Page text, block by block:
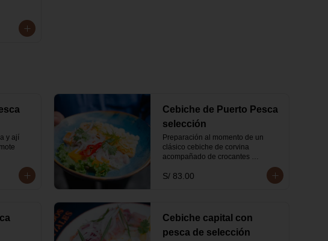
y ají
Cebiche de Puerto Pesca
selección
Preparación al momento de un
clásico cebiche de corvina
acompañado de crocantes
S/ 83.00
Cebiche capital con
pesca de selección